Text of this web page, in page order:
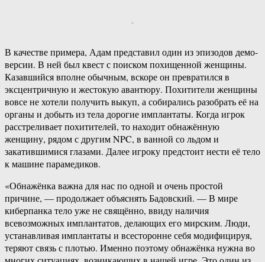
В качестве примера, Адам представил один из эпизодов демо-
версии. В ней был квест с поиском похищенной женщины.
Казавшийся вполне обычным, вскоре он превратился в
эксцентричную и жестокую авантюру. Похитители женщины
вовсе не хотели получить выкуп, а собирались разобрать её на
органы и добыть из тела дорогие имплантаты. Когда игрок
расстреливает похитителей, то находит обнажённую
женщину, рядом с другим NPC, в ванной со льдом и
закатившимися глазами. Далее игроку предстоит нести её тело
к машине парамедиков.
«Обнажёнка важна для нас по одной и очень простой
причине, — продолжает объяснять Бадовский. — В мире
киберпанка тело уже не свящённо, ввиду наличия
всевозможных имплантатов, делающих его мирским. Люди,
устанавливая имплантаты и всесторонне себя модифицируя,
теряют связь с плотью. Именно поэтому обнажёнка нужна во